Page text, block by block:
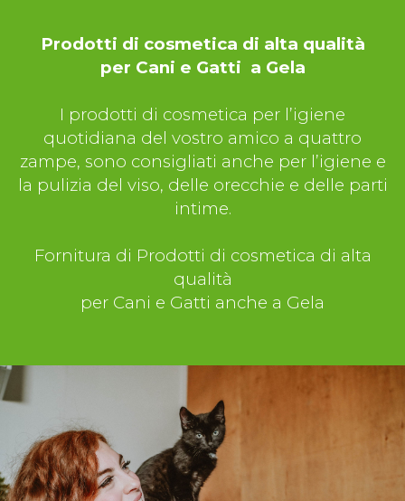
Prodotti di cosmetica di alta qualità
per Cani e Gatti a Gela
I prodotti di cosmetica per l’igiene
quotidiana del vostro amico a quattro
zampe, sono consigliati anche per l’igiene e
la pulizia del viso, delle orecchie e delle parti
intime.
Fornitura di Prodotti di cosmetica di alta
qualità
per Cani e Gatti anche a Gela